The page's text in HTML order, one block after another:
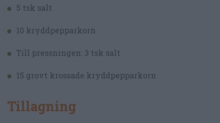
5 tsk salt
10 kryddpepparkorn
Till pressningen: 3 tsk salt
15 grovt krossade kryddpepparkorn
Tillagning